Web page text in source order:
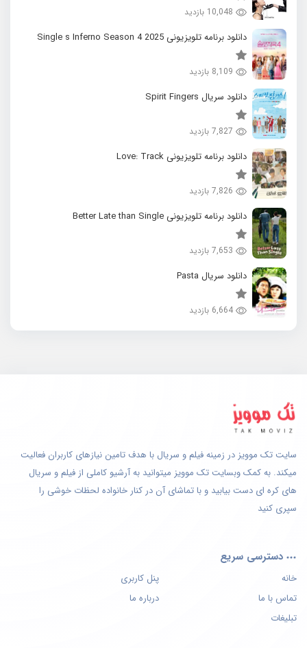
10,048 بازدید
دانلود برنامه تلویزیونی 2025 Single s Inferno Season 4
8,109 بازدید
دانلود سریال Spirit Fingers
7,827 بازدید
دانلود برنامه تلویزیونی Love: Track
7,826 بازدید
دانلود برنامه تلویزیونی Better Late than Single
7,653 بازدید
دانلود سریال Pasta
6,664 بازدید
سایت تک موویز در زمینه فیلم و سریال با هدف تامین نیازهای کاربران فعالیت
میکند. به کمک وبسایت تک موویز میتوانید به آرشیو کاملی از فیلم و سریال
های کره ای دست بیابید و با تماشای آن در کنار خانواده لحظات خوشی را
سپری کنید
دسترسی سریع
خانه
پنل کاربری
تماس با ما
درباره ما
تبلیغات